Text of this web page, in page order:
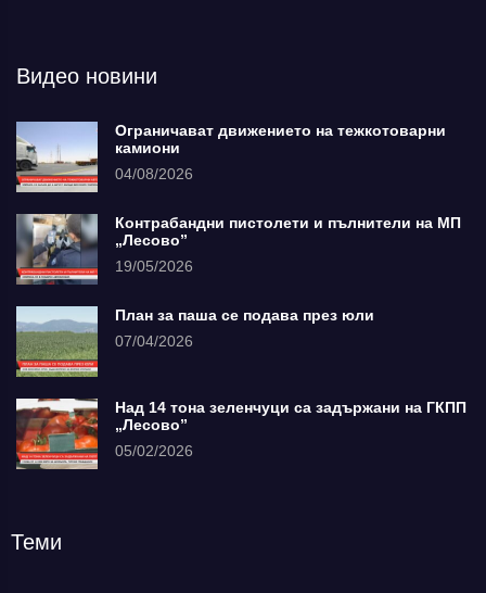
Видео новини
Ограничават движението на тежкотоварни
камиони
04/08/2026
Контрабандни пистолети и пълнители на МП
„Лесово”
19/05/2026
План за паша се подава през юли
07/04/2026
Над 14 тона зеленчуци са задържани на ГКПП
„Лесово”
05/02/2026
Теми